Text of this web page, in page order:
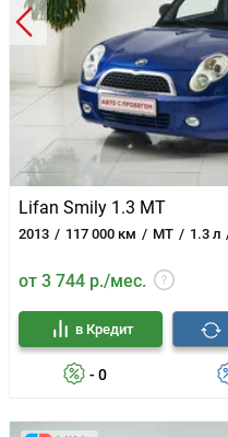
Lifan Smily 1.3 MT
2013 117 000 км MT 1.3 л
от 3 744 р./мес.
- 0
в Кредит